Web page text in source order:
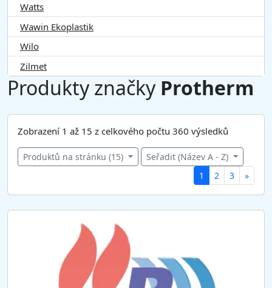
Watts
Wawin Ekoplastik
Wilo
Zilmet
Produkty značky Protherm
Zobrazení 1 až 15 z celkového počtu 360 výsledků
Produktů na stránku (15)
Seřadit (Název A - Z)
1
c
r
t
2 3 »